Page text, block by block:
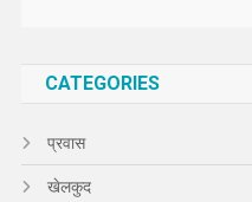
CATEGORIES
प्रवास
खेलकुद